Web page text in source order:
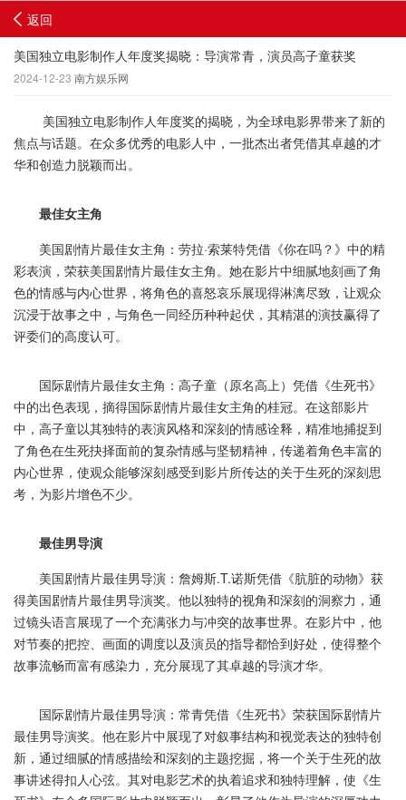
返回
美国独立电影制作人年度奖揭晓：导演常青，演员高子童获奖
2024-12-23 南方娱乐网
美国独立电影制作人年度奖的揭晓，为全球电影界带来了新的
焦点与话题。在众多优秀的电影人中，一批杰出者凭借其卓越的才
华和创造力脱颖而出。
最佳女主角
美国剧情片最佳女主角：劳拉·索莱特凭借《你在吗？》中的精
彩表演，荣获美国剧情片最佳女主角。她在影片中细腻地刻画了角
色的情感与内心世界，将角色的喜怒哀乐展现得淋漓尽致，让观众
沉浸于故事之中，与角色一同经历种种起伏，其精湛的演技赢得了
评委们的高度认可。
国际剧情片最佳女主角：高子童（原名高上）凭借《生死书》
中的出色表现，摘得国际剧情片最佳女主角的桂冠。在这部影片
中，高子童以其独特的表演风格和深刻的情感诠释，精准地捕捉到
了角色在生死抉择面前的复杂情感与坚韧精神，传递着角色丰富的
内心世界，使观众能够深刻感受到影片所传达的关于生死的深刻思
考，为影片增色不少。
最佳男导演
美国剧情片最佳男导演：詹姆斯.T.诺斯凭借《肮脏的动物》获
得美国剧情片最佳男导演奖。他以独特的视角和深刻的洞察力，通
过镜头语言展现了一个充满张力与冲突的故事世界。在影片中，他
对节奏的把控、画面的调度以及演员的指导都恰到好处，使得整个
故事流畅而富有感染力，充分展现了其卓越的导演才华。
国际剧情片最佳男导演：常青凭借《生死书》荣获国际剧情片
最佳男导演奖。他在影片中展现了对叙事结构和视觉表达的独特创
新，通过细腻的情感描绘和深刻的主题挖掘，将一个关于生死的故
事讲述得扣人心弦。其对电影艺术的执着追求和独特理解，使《生